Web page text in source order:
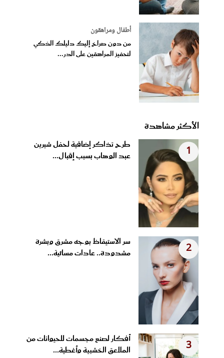
أطفال ومراهقون
من دون صراخ إليك دليلك الذكي
لتحفيز المراهقين على الدر...
الأكثر مشاهدة
1
طرح تذاكر إضافية لحفل شيرين
عبد الوهاب بسبب إقبال...
2
سر الاستيقاظ بوجه مشرق وبشرة
مشدودة.. عادات مسائية...
3
أفكار لصنع مجسمات للحيوانات من
الملاعق الخشبية وأغطية...